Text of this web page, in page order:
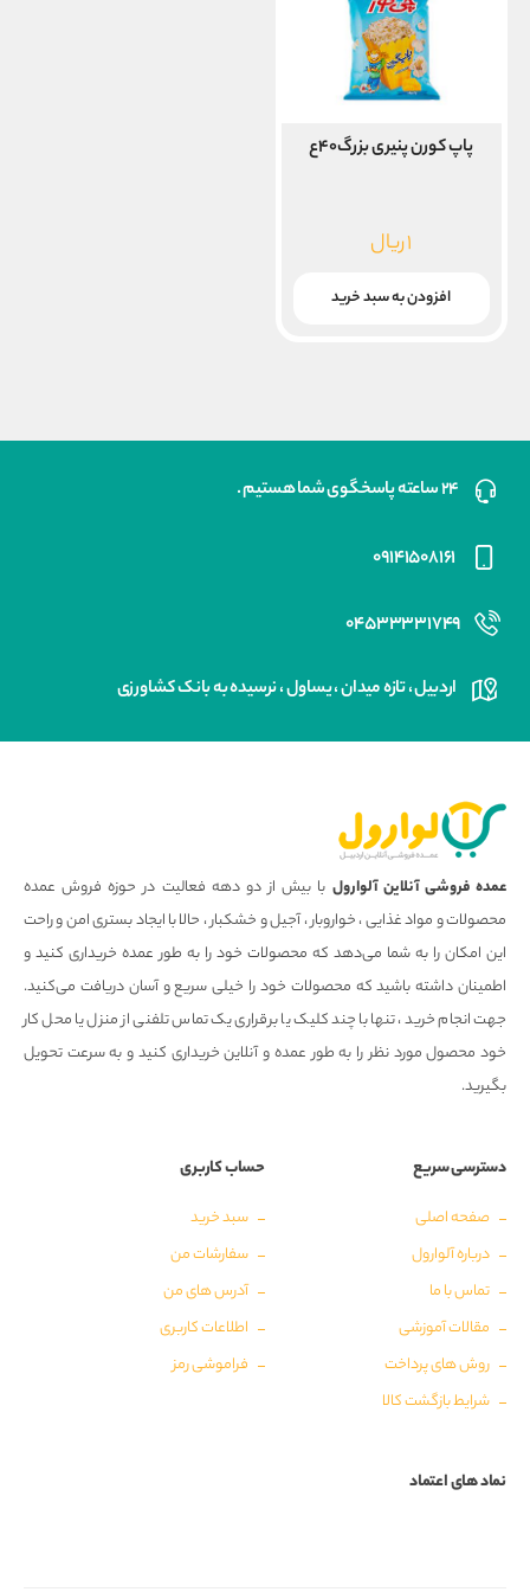
پاپ کورن پنیری بزرگ۴۰ع
۱ریال
افزودن به سبد خرید
۲۴ ساعته پاسخگوی شما هستیم .
۰۹۱۴۱۵۰۸۱۶۱
۰۴۵۳۳۳۳۱۷۴۹
اردبیل ، تازه میدان ، یساول ، نرسیده به بانک کشاورزی
عمده فروشی آنلاین آلوارول با بیش از دو دهه فعالیت در حوزه فروش عمده
محصولات و مواد غذایی ، خواروبار ، آجیل و خشکبار ، حالا با ایجاد بستری امن و راحت
این امکان را به شما می‌دهد که محصولات خود را به طور عمده خریداری کنید و
اطمینان داشته باشید که محصولات خود را خیلی سریع و آسان دریافت می‌کنید.
جهت انجام خرید ، تنها با چند کلیک یا برقراری یک تماس تلفنی از منزل یا محل کار
خود محصول مورد نظر را به طور عمده و آنلاین خریداری کنید و به سرعت تحویل
بگیرید.
دسترسی سریع
صفحه اصلی
درباره آلوارول
تماس با ما
مقالات آموزشی
روش های پرداخت
شرایط بازگشت کالا
حساب کاربری
سبد خرید
سفارشات من
آدرس های من
اطلاعات کاربری
فراموشی رمز
نماد های اعتماد